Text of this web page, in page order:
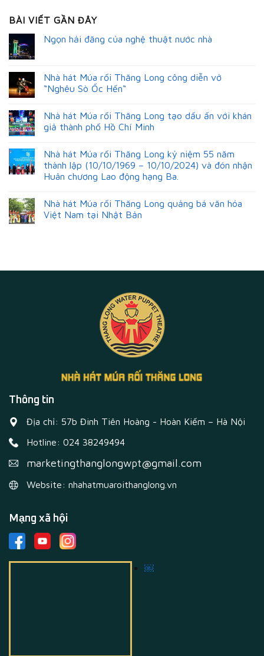
BÀI VIẾT GẦN ĐÂY
Ngọn hải đăng của nghệ thuật nước nhà
Nhà hát Múa rối Thăng Long công diễn vở
“Nghêu Sò Ốc Hến“
Nhà hát Múa rối Thăng Long tạo dấu ấn với khán
giả thành phố Hồ Chí Minh
Nhà hát Múa rối Thăng Long kỷ niệm 55 năm
thành lập (10/10/1969 – 10/10/2024) và đón nhận
Huân chương Lao động hạng Ba.
Nhà hát Múa rối Thăng Long quảng bá văn hóa
Việt Nam tại Nhật Bản
Thông tin
Địa chỉ: 57b Đinh Tiên Hoàng - Hoàn Kiếm – Hà Nội
Hotline: 024 38249494
marketingthanglongwpt@gmail.com
Website: nhahatmuaroithanglong.vn
Mạng xã hội
￼